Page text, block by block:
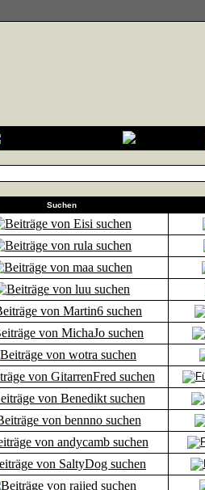
Suchen